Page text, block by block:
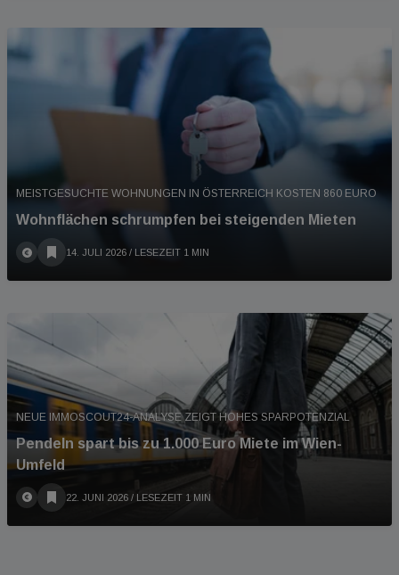
MEISTGESUCHTE WOHNUNGEN IN ÖSTERREICH KOSTEN 860 EURO
Wohnflächen schrumpfen bei steigenden Mieten
14. JULI 2026 / LESEZEIT 1 MIN
NEUE IMMOSCOUT24-ANALYSE ZEIGT HOHES SPARPOTENZIAL
Pendeln spart bis zu 1.000 Euro Miete im Wien-
Umfeld
22. JUNI 2026 / LESEZEIT 1 MIN